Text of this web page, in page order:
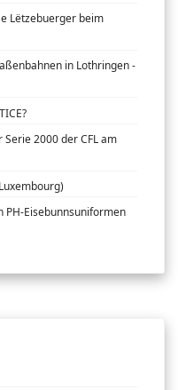
Lëtzebuerger beim
in Lothringen -
2000 der CFL am
PH-Eisebunnsuniformen